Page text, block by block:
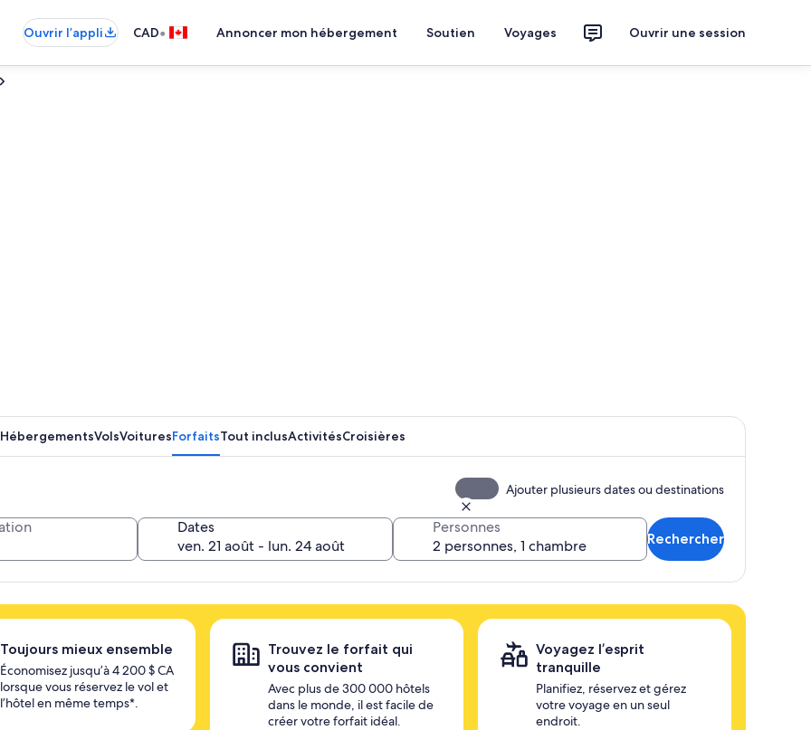
Ouvrir l’appli CAD• Annoncer mon hébergement Soutien Voyages Ouvrir une session
HébergementsVolsVoituresForfaitsTout inclusActivitésCroisières
Ajouter plusieurs dates ou destinations
Dates Personnes
Rechercher
Toujours mieux ensemble
Économisez jusqu’à 4 200 $ CA
lorsque vous réservez le vol et
l’hôtel en même temps*.
Trouvez le forfait qui
vous convient
Avec plus de 300 000 hôtels
dans le monde, il est facile de
créer votre forfait idéal.
Voyagez l’esprit
tranquille
Planifiez, réservez et gérez
votre voyage en un seul
endroit.